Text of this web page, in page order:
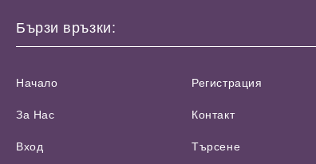
Бързи връзки:
Начало
За Нас
Вход
Регистрация
Контакт
Търсене